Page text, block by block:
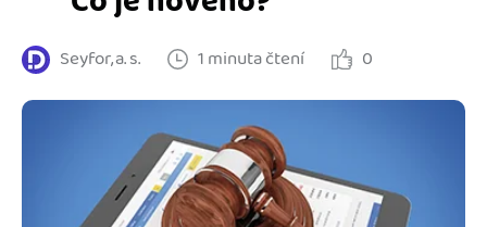
Spolupráce s účetní
Výkazy pro úřady
Propojení na další systémy
Spřátelené účetní
Nápověda
Jak začít s iDokladem
Jak začít podnikat
Jak se vyznat ve fakturaci
Šablony faktur
Šablona pro neplátce DPH
Registrovat ZDARMA
Seyfor, a. s. 1 minuta čtení 0